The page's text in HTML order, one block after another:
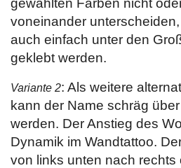
gewählten Farben nicht
voneinander
auch einfach unter den
geklebt werden.
Variante 2: Als weitere
kann der Name schräg
werden. Der Anstieg des
Dynamik im Wandtattoo.
von links unten nach rechts